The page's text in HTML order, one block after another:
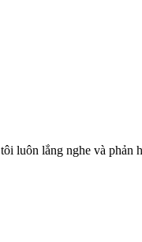
luôn lắng nghe và phản